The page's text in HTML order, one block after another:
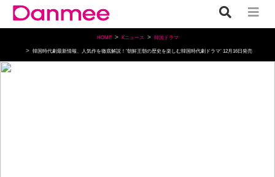
HOME Kニュース 韓国ドラマ
韓国時代劇最新情報、人気作を徹底解説！’朝鮮王朝の歴史を楽しむ韓国時代劇ドラマ’ 12月16日発売